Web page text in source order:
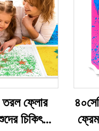
তরল ফ্লোর
চিকিৎসা